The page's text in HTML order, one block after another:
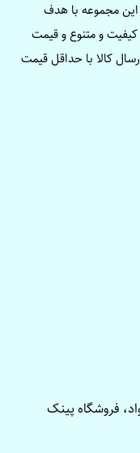
این مجموعه با هدف
و متنوع و قیمت
کالا با حداقل قیمت
فروشگاه پینک